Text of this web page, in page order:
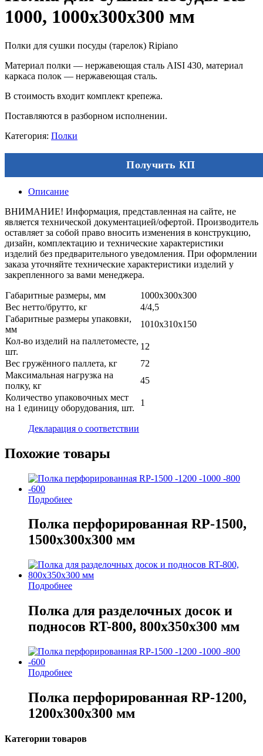
1000, 1000х300х300 мм
Полки для сушки посуды (тарелок) Ripiano
Материал полки — нержавеющая сталь AISI 430, материал
каркаса полок — нержавеющая сталь.
В стоимость входит комплект крепежа.
Поставляются в разборном исполнении.
Категория: Полки
Получить КП
Описание
ВНИМАНИЕ! Информация, представленная на сайте, не
является технической документацией/офертой. Производитель
оставляет за собой право вносить изменения в конструкцию,
дизайн, комплектацию и технические характеристики
изделий без предварительного уведомления. При оформлении
заказа уточняйте технические характеристики изделий у
закрепленного за вами менеджера.
Габаритные размеры, мм
1000х300х300
Вес нетто/брутто, кг
4/4,5
Габаритные размеры упаковки,
мм
1010х310х150
Кол-во изделий на паллетоместе,
шт.
12
Вес гружённого паллета, кг
72
Максимальная нагрузка на
полку, кг
45
Количество упаковочных мест
на 1 единицу оборудования, шт.
1
Декларация о соответствии
Похожие товары
Подробнее
Полка перфорированная RP-1500,
1500х300х300 мм
Подробнее
Полка для разделочных досок и
подносов RT-800, 800х350х300 мм
Подробнее
Полка перфорированная RP-1200,
1200х300х300 мм
Категории товаров